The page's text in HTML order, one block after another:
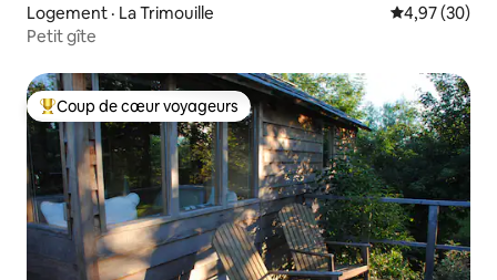
Logement · La Trimouille Note
4,97 (30)
Petit gîte
Coup de cœur voyageurs parmi les plus aimés
Coup de cœur voyageurs